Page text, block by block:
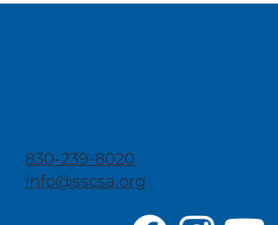
830-239-8020
info@sscsa.org